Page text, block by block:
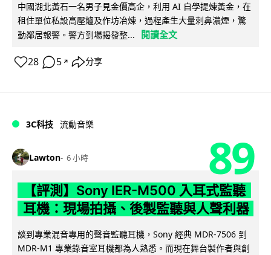
中國湖北黃石一名男子見金價高企，利用 AI 自學提煉黃金，在
租住單位私設高壓爐及作坊冶煉，過程產生大量刺鼻濃煙，驚
動鄰居報警。警方到場揭發整...
閱讀全文
28 5 ↗ 分享
3C科技 流動音樂
Lawton 6 小時 89
【評測】Sony IER-M500 入耳式監聽
耳機：現場拍攝、後製監聽與人聲利器
談到專業混音專用的聲音監聽耳機，Sony 經典 MDR-7506 到
MDR-M1 專業錄音室耳機都為人熟悉。而現在舞台製作者與創